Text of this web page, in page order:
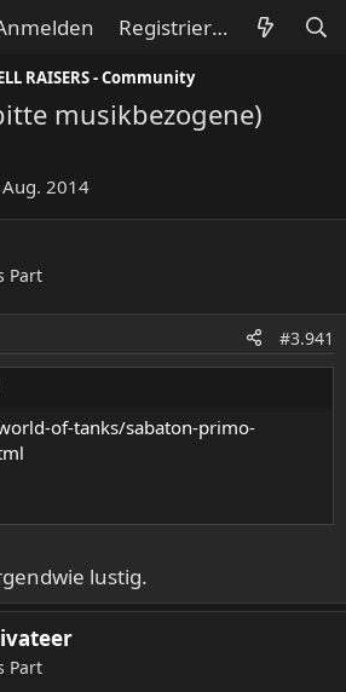
Registrieren
RAISERS - Community
musikbezogene)
2014
Part
#3.941
of-tanks/sabaton-primo-
lustig.
Part